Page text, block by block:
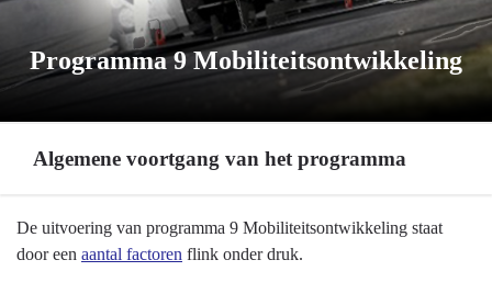
Programma 9 Mobiliteitsontwikkeling
Algemene voortgang van het programma
Terug
naar
De uitvoering van programma 9 Mobiliteitsontwikkeling staat
door een aantal factoren flink onder druk.